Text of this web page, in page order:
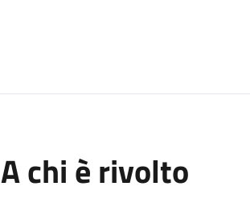
A chi è rivolto